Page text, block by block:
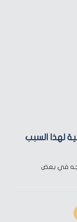
لهذا السبب
في بعض